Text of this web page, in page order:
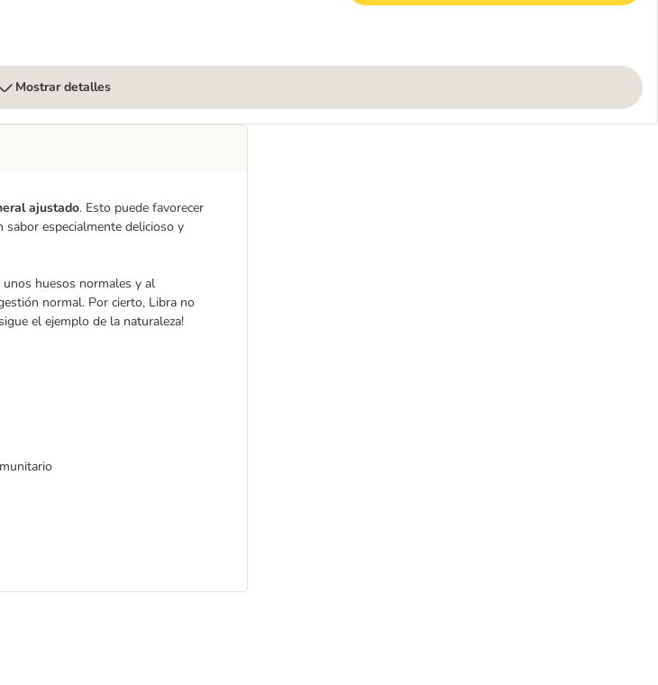
Mostrar detalles
ajustado. Esto puede favorecer
especialmente delicioso y
huesos normales y al
normal. Por cierto, Libra no
el ejemplo de la naturaleza!